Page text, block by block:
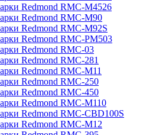
Redmond RMC-M4526
Redmond RMC-M90
Redmond RMC-M92S
Redmond RMC-PM503
Redmond RMC-03
Redmond RMC-281
Redmond RMC-M11
Redmond RMC-250
Redmond RMC-450
Redmond RMC-M110
Redmond RMC-CBD100S
Redmond RMC-M12